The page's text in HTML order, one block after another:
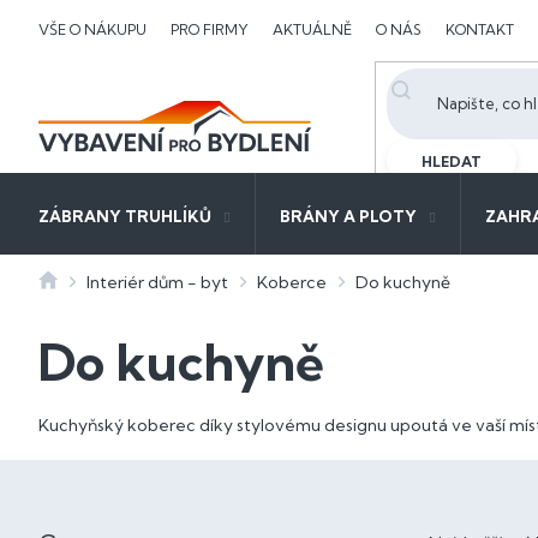
VŠE O NÁKUPU PRO FIRMY AKTUÁLNĚ O NÁS KONTAKT
HLEDAT
ZÁBRANY TRUHLÍKŮ BRÁNY A PLOTY
DomůInteriér dům - byt Koberce Do kuchyně
Do kuchyně
Kuchyňský koberec díky stylovému designu upoutá ve vaší